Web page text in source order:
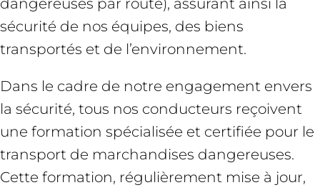
sécurité de nos équipes, des biens
transportés et de l’environnement.
Dans le cadre de notre engagement envers
la sécurité, tous nos conducteurs reçoivent
une formation spécialisée et certifiée pour le
transport de marchandises dangereuses.
Cette formation, régulièrement mise à jour,